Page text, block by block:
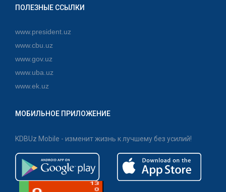
ПОЛЕЗНЫЕ ССЫЛКИ
www.president.uz
www.cbu.uz
www.gov.uz
www.uba.uz
www.ek.uz
МОБИЛЬНОЕ ПРИЛОЖЕНИЕ
KDBUz Mobile - изменит жизнь к лучшему без усилий!